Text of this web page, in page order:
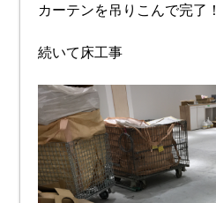
カーテンを吊りこんで完了！
続いて床工事